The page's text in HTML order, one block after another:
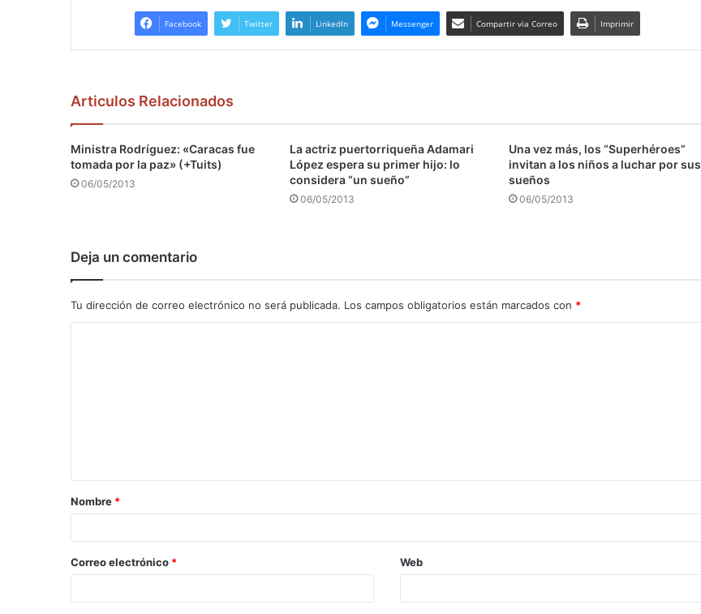
Facebook Twitter LinkedIn Messenger Compartir via Correo Imprimir
Articulos Relacionados
Ministra Rodríguez: «Caracas fue
tomada por la paz» (+Tuits)
06/05/2013
La actriz puertorriqueña Adamari
López espera su primer hijo: lo
considera “un sueño”
06/05/2013
Una vez más, los “Superhéroes”
invitan a los niños a luchar por sus
sueños
06/05/2013
Deja un comentario
Tu dirección de correo electrónico no será publicada. Los campos obligatorios están marcados con *
a
r
*
Nombre *
Correo electrónico * Web